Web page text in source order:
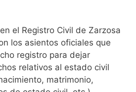
el Registro Civil de Zarzosa
los asientos oficiales que
registro para dejar
relativos al estado civil
matrimonio,